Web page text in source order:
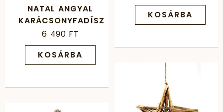
KOSÁRBA
NATAL ANGYAL
KARÁCSONYFADÍSZ
6 490 FT
KOSÁRBA